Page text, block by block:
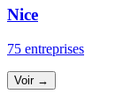
Nice
75 entreprises
Voir →